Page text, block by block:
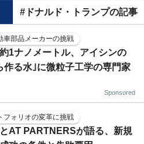
#ドナルド・トランプの記事
車部品メーカーの挑戦
1ナノメートル、アイシンの
作る水｣に微粒子工学の専門家
Sponsored
フォリオの変革に挑戦
AT PARTNERSが語る、新規